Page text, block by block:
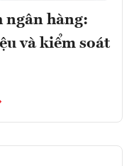
ngân hàng:
và kiểm soát